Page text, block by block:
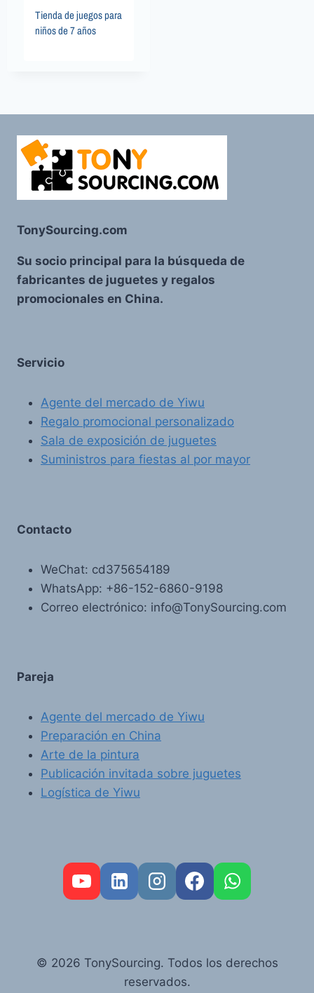
Tienda de juegos para
niños de 7 años
TonySourcing.com
Su socio principal para la búsqueda de
fabricantes de juguetes y regalos
promocionales en China.
Servicio
Agente del mercado de Yiwu
Regalo promocional personalizado
Sala de exposición de juguetes
Suministros para fiestas al por mayor
Contacto
WeChat: cd375654189
WhatsApp: +86-152-6860-9198
Correo electrónico: info@TonySourcing.com
Pareja
Agente del mercado de Yiwu
Preparación en China
Arte de la pintura
Publicación invitada sobre juguetes
Logística de Yiwu
© 2026 TonySourcing. Todos los derechos
reservados.
AR